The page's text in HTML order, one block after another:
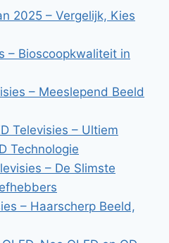
2025 – Vergelijk, Kies
– Bioscoopkwaliteit in
– Meeslepend Beeld
Televisies – Ultiem
Technologie
– De Slimste
– Haarscherp Beeld,